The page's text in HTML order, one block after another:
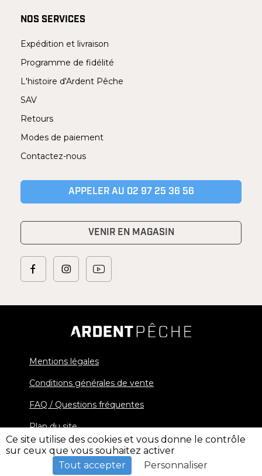
NOS SERVICES
Expédition et livraison
Programme de fidélité
L'histoire d'Ardent Pêche
SAV
Retours
Modes de paiement
Contactez-nous
APPELER AU 02 97 25 36 56
VENIR EN MAGASIN
Mentions légales
Conditions générales de vente
FAQ / Questions fréquentes
Plan du site
© 2026 Ardent Pêche - All rights reserved
Ce site utilise des cookies et vous donne le contrôle
sur ceux que vous souhaitez activer
Tout accepter
Personnaliser